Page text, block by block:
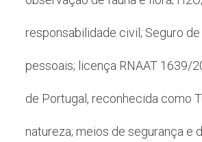
responsabilidade civil; Seguro
pessoais; licença RNAAT 1639/
de Portugal, reconhecida como
natureza; meios de segurança e